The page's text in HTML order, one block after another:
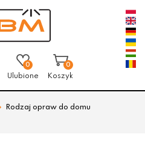
0
Ulubione
0
Koszyk
Rodzaj opraw do domu